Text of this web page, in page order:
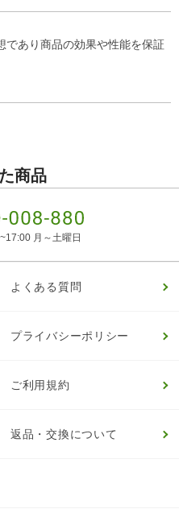
あり商品の効果や性能を保証
商品
月～土曜日
よくある質問
プライバシーポリシー
ご利用規約
返品・交換について